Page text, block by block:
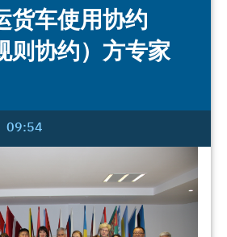
货车使用协约
则协约）方专家
09:54